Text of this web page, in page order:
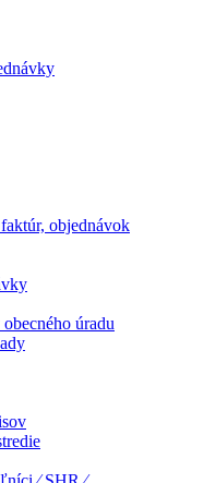
objednávok
úradu